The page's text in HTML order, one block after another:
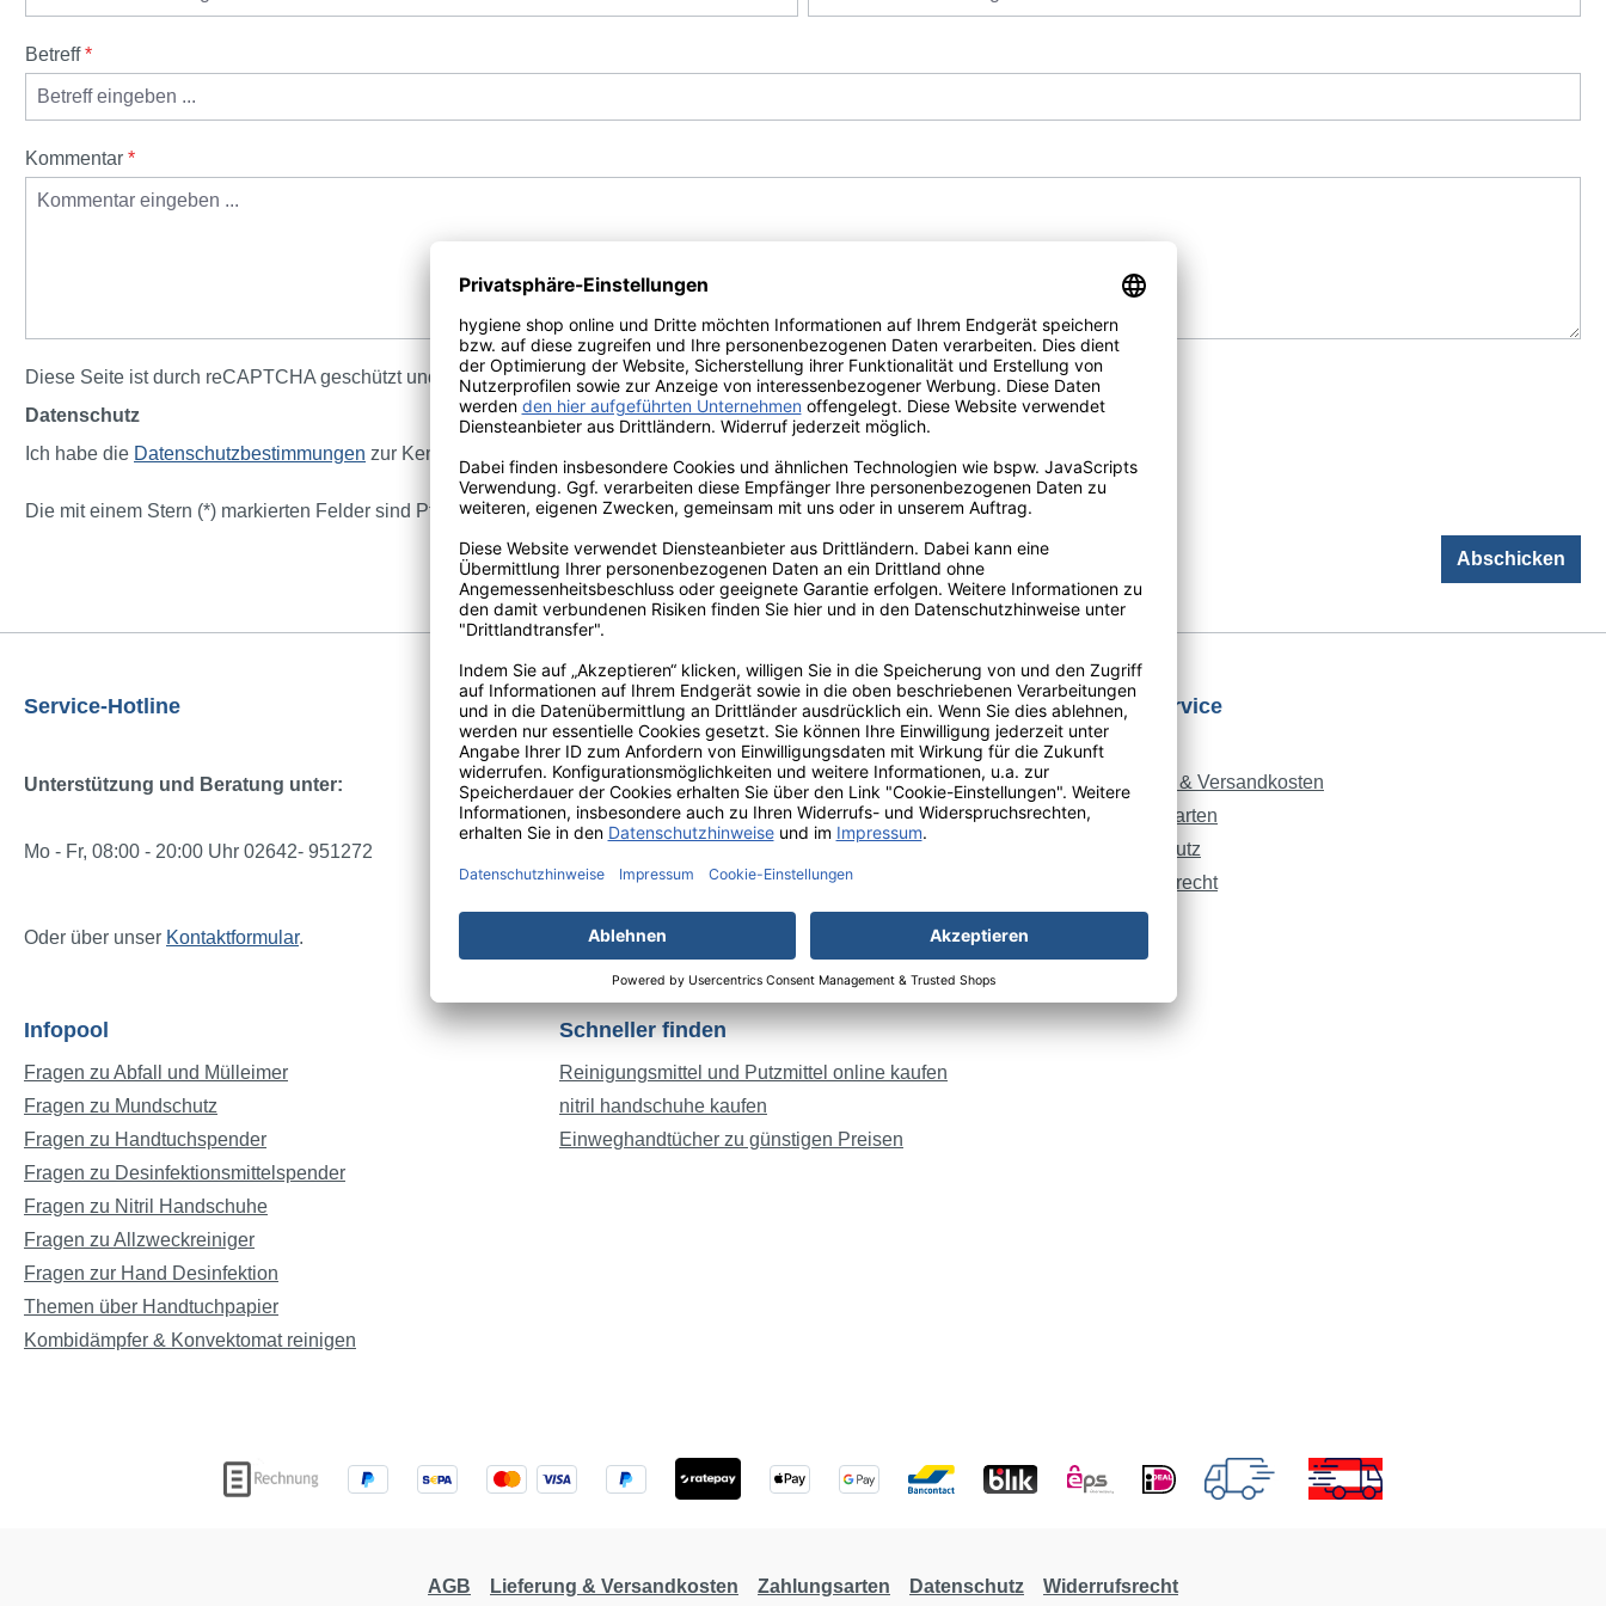
Betreff*
Kommentar *
Diese Seite ist durch reCAPTCHA geschützt und es gelten die Datenschutzrichtlinie und Nutzungsbedingungen .
Datenschutz
Ich habe die Datenschutzbestimmungen zur Kenntnis genommen und die
Die mit einem Stern (*) markierten Felder sind Pflichtfelder.
Abschicken
Service-Hotline
Unterstützung und Beratung unter:
Mo - Fr, 08:00 - 20:00 Uhr 02642- 951272
Oder über unser Kontaktformular.
Informationen
Kontakt
Impressum
über uns
Shopservice
AGB
Lieferung & Versandkosten
Zahlungsarten
Datenschutz
Widerrufsrecht
Infopool
Fragen zu Abfall und Mülleimer
Fragen zu Mundschutz
Fragen zu Handtuchspender
Fragen zu Desinfektionsmittelspender
Fragen zu Nitril Handschuhe
Fragen zu Allzweckreiniger
Fragen zur Hand Desinfektion
Themen über Handtuchpapier
Kombidämpfer & Konvektomat reinigen
Schneller finden
Reinigungsmittel und Putzmittel online kaufen
nitril handschuhe kaufen
Einweghandtücher zu günstigen Preisen
AGB Lieferung & Versandkosten Zahlungsarten Datenschutz Widerrufsrecht